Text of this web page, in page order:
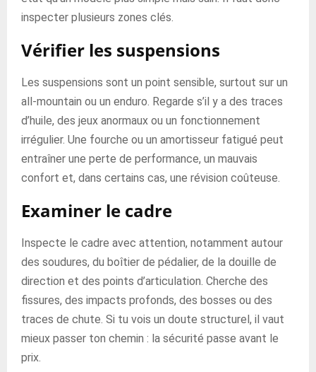
inspecter plusieurs zones clés.
Vérifier les suspensions
Les suspensions sont un point sensible, surtout sur un
all-mountain ou un enduro. Regarde s’il y a des traces
d’huile, des jeux anormaux ou un fonctionnement
irrégulier. Une fourche ou un amortisseur fatigué peut
entraîner une perte de performance, un mauvais
confort et, dans certains cas, une révision coûteuse.
Examiner le cadre
Inspecte le cadre avec attention, notamment autour
des soudures, du boîtier de pédalier, de la douille de
direction et des points d’articulation. Cherche des
fissures, des impacts profonds, des bosses ou des
traces de chute. Si tu vois un doute structurel, il vaut
mieux passer ton chemin : la sécurité passe avant le
prix.